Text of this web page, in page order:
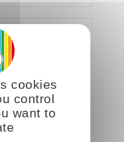
del cielo
cookies
control
want to